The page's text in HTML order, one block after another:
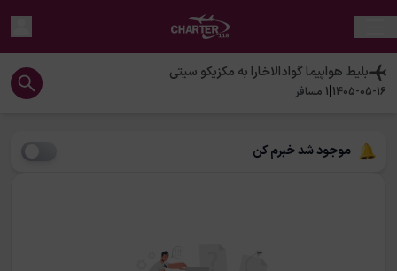
بلیط هواپیماگوادالاخارا به مکزیکو سیتی
1405-05-16
|
1 مسافر
موجود شد خبرم کن